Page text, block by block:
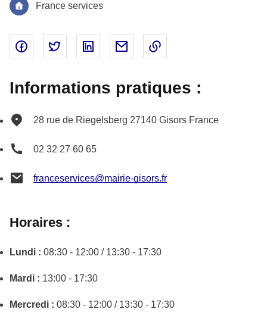
France services
Partager sur Facebook - nouvelle fenêtre
Partager sur Twitter - nouvelle fenêtre
Partager sur Linked In - nouvelle
Partager par email - nouvelle
Informations pratiques :
28 rue de Riegelsberg 27140 Gisors France
02 32 27 60 65
franceservices@mairie-gisors.fr
Horaires :
Lundi : 08:30 - 12:00 / 13:30 - 17:30
Mardi : 13:00 - 17:30
Mercredi : 08:30 - 12:00 / 13:30 - 17:30